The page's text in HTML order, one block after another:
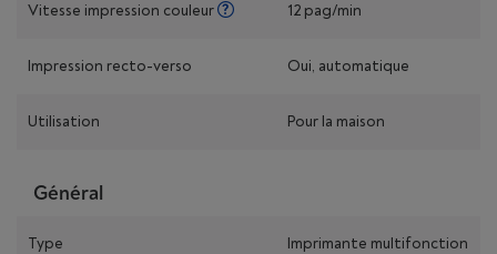
Vitesse impression couleur 12 pag/min
Impression recto-verso Oui, automatique
Utilisation Pour la maison
Général
Type Imprimante multifonction